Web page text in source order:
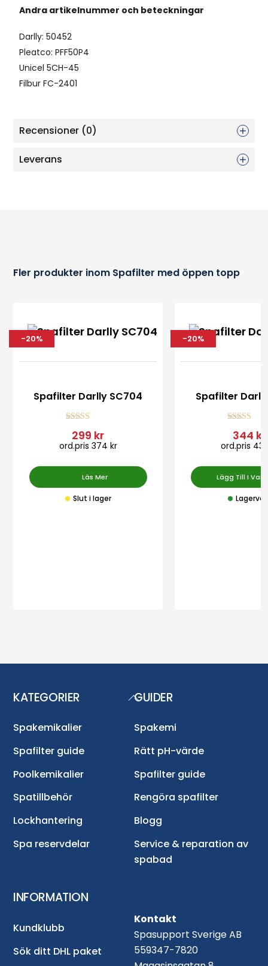
Andra artikelnummer och beteckningar
Darlly: 50452
Pleatco: PFF50P4
Unicel 5CH-45
Filbur FC-2401
Recensioner (0)
Leverans
Fler produkter inom Spafilter med öppen topp
-20%
Spafilter Darlly SC704
4.95
av 5
299 kr
ord.pris 374 kr
Läs Mer
Slut i lager
-20%
Spafilter
5.00
av 5
344 kr
ord.pris
Lägg Till I
Back
Top
KATEGORIER
Spakemikalier
Spafilter guide
Poolkemikalier
Spatillbehör
Lockhantering
Spa reservdelar
GUIDER
Spakemi
Rätt pH-värde
Spafilter guide
Rengöra spafilter
Blogg
Service & reparation av
spabad
INFORMATION
Kundklubb
Sök ditt DHL paket
Kontakt
Spasupport Sverige AB
559347-7820